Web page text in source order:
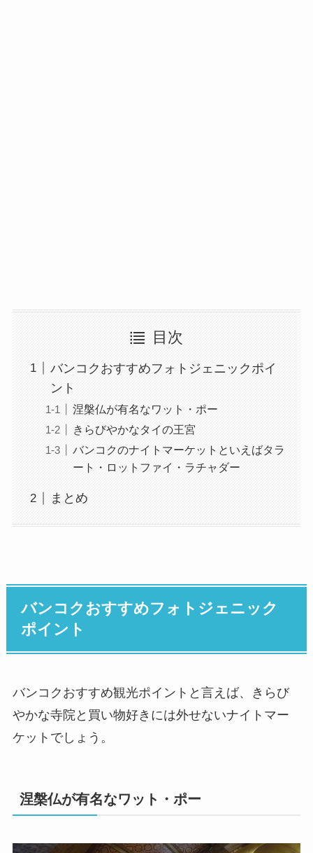
目次
バンコクおすすめフォトジェニックポイ
ント
涅槃仏が有名なワット・ポー
きらびやかなタイの王宮
バンコクのナイトマーケットといえばタラ
ート・ロットファイ・ラチャダー
まとめ
バンコクおすすめフォトジェニック
ポイント
バンコクおすすめ観光ポイントと言えば、きらび
やかな寺院と買い物好きには外せないナイトマー
ケットでしょう。
涅槃仏が有名なワット・ポー